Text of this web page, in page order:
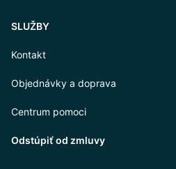
SLUŽBY
Kontakt
Objednávky a doprava
Centrum pomoci
Odstúpiť od zmluvy